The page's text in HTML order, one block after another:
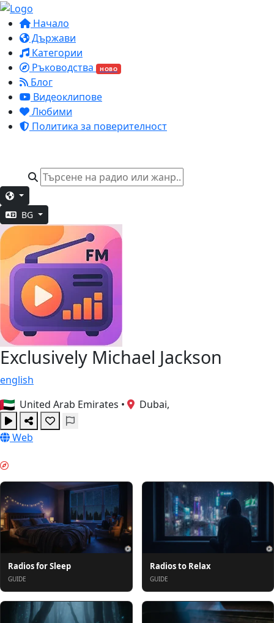
Начало
Държави
Категории
Ръководства
НОВО
Блог
Видеоклипове
Любими
Политика за поверителност
BG
Exclusively Michael Jackson
english
United Arab Emirates • Dubai,
Web
Radios for Sleep
GUIDE
Radios to Relax
GUIDE